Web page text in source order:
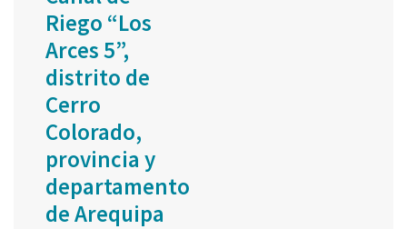
Riego “Los
Arces 5”,
distrito de
Cerro
Colorado,
provincia y
departamento
de Arequipa